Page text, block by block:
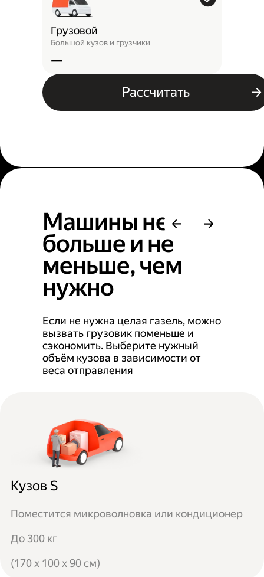
Грузовой
Большой кузов и грузчики
—
Рассчитать
Машины не
больше и не
меньше, чем
нужно
Если не нужна целая газель, можно
вызвать грузовик поменьше и
сэкономить. Выберите нужный
объём кузова в зависимости от
веса отправления
Кузов S
Поместится микроволновка или кондиционер
До 300 кг
(170 x 100 x 90 см)